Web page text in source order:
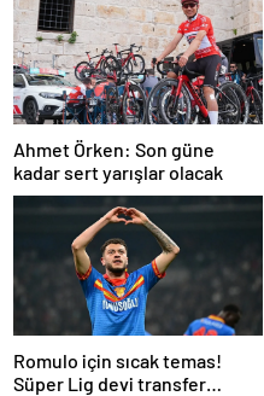
Ahmet Örken: Son güne
kadar sert yarışlar olacak
Romulo için sıcak temas!
Süper Lig devi transfer